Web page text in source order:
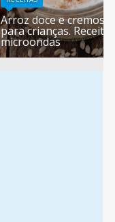
Arroz doce e cremoso
para crianças. Receita
microondas